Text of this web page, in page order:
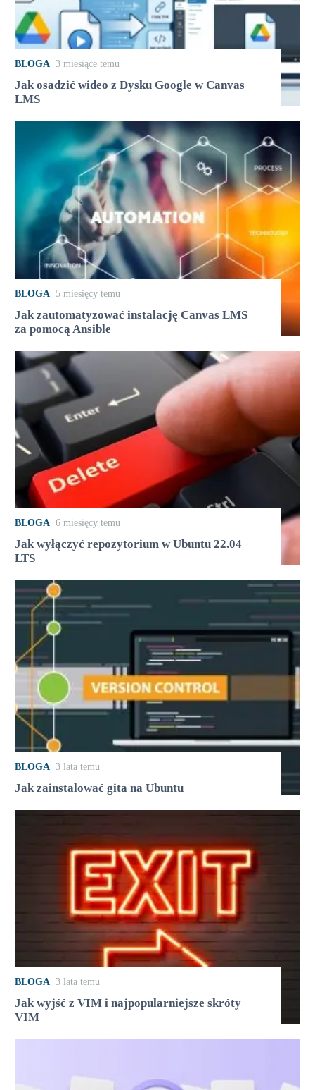
BLOGA 3 miesiące temu
Jak osadzić wideo z Dysku Google w Canvas
LMS
BLOGA 5 miesięcy temu
Jak zautomatyzować instalację Canvas LMS
za pomocą Ansible
BLOGA 6 miesięcy temu
Jak wyłączyć repozytorium w Ubuntu 22.04
LTS
BLOGA 3 lata temu
Jak zainstalować gita na Ubuntu
BLOGA 3 lata temu
Jak wyjść z VIM i najpopularniejsze skróty
VIM